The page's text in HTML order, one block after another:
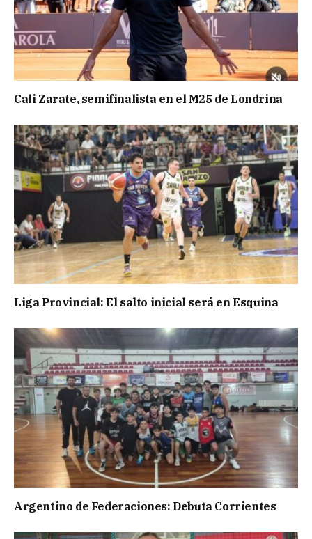
Cali Zarate, semifinalista en el M25 de Londrina
Liga Provincial: El salto inicial será en Esquina
Argentino de Federaciones: Debuta Corrientes